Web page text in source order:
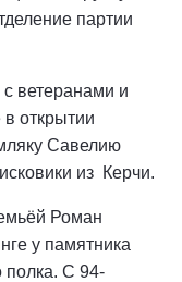
партии
с ветеранами и
открытии
Савелию
из Керчи.
Роман
у памятника
полка. С 94-